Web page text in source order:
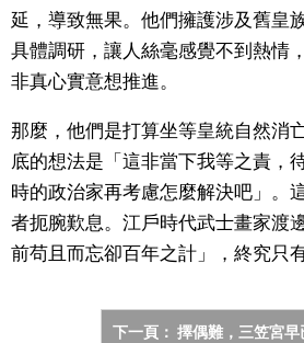
延，導致無果。他們擁護涉及舊皇
具體調研，讓人絲毫感覺不到熱情
非真心實意想推進。
那麼，他們是打算坐等皇統自然消
底的想法是「這非當下我等之責，
時的政治家再考慮怎麼解決吧」。
者扼腕歎息。江戶時代武士畫家渡
前苟且而忘卻百年之計」，終究只
下一頁： 擇偶難，三笠宮早